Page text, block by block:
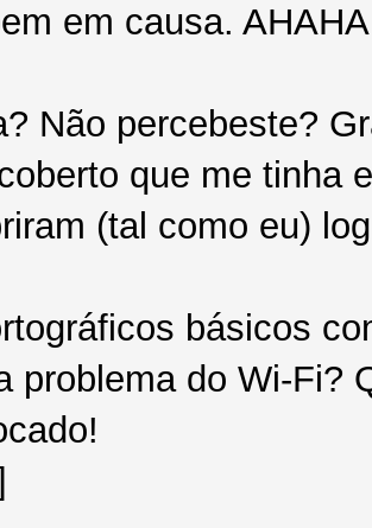
em causa.
Não percebeste?
que me tinha
(tal como eu)
básicos
problema do Wi-Fi?